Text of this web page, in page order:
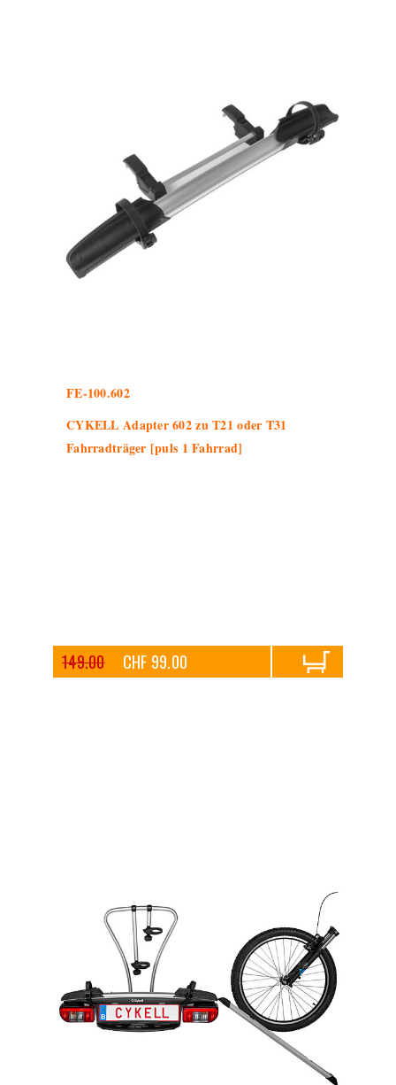
FE-100.602
CYKELL Adapter 602 zu T21 oder T31
Fahrradträger [puls 1 Fahrrad]
149.00 CHF 99.00